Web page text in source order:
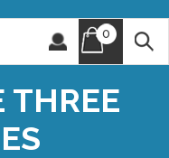
0
THREE